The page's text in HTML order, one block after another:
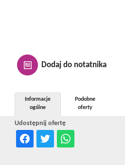
Dodaj do notatnika
Udostępnij ofertę
Informacje
ogólne
Podobne
oferty